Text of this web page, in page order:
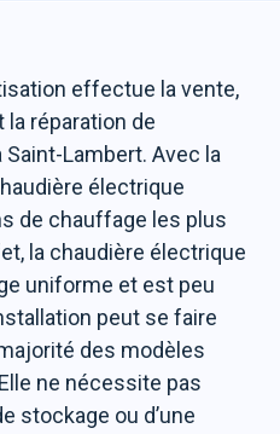
effectue la vente,
la réparation de
Lambert. Avec la
électrique
de chauffage les plus
la chaudière électrique
uniforme et est peu
peut se faire
des modèles
ne nécessite pas
stockage ou d’une